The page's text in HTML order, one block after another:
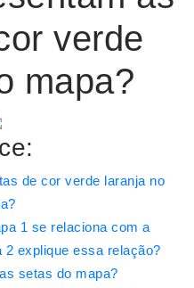
verde
mapa?
de cor verde laranja no
1 se relaciona com a
explique essa relação?
setas do mapa?